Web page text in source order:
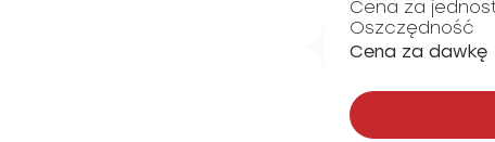
Cena za
Oszczędność
Cena za dawkę